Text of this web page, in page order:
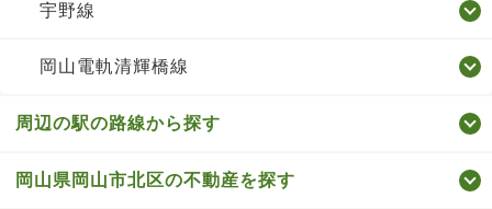
宇野線
岡山電軌清輝橋線
周辺の駅の路線から探す
岡山県岡山市北区の不動産を探す